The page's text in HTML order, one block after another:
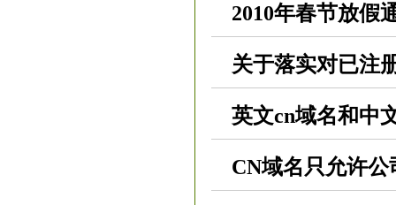
2010年春节放假
关于落实对已注
英文cn域名和中
CN域名只允许公